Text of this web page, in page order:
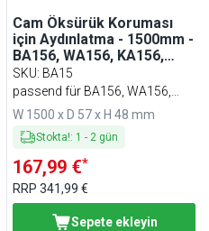
Cam Öksürük Koruması
için Aydınlatma - 1500mm -
BA156, WA156, KA156,
PA156 ve EA156 ile uyumlu
SKU: BA15
passend für BA156, WA156,
KA156, PA156 & EA156
W 1500 x D 57 x H 48 mm
Stokta!: 1 - 2 gün
167,99 €*
RRP341,99 €
Sepete ekleyin